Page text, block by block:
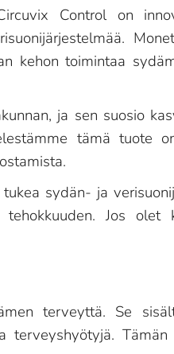
Control on
kehon toimintaa
ja sen suosio
tämä tuote
sydän- ja
Jos olet
terveyttä. Se